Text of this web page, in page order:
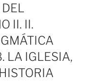
II. II.
LA IGLESIA,